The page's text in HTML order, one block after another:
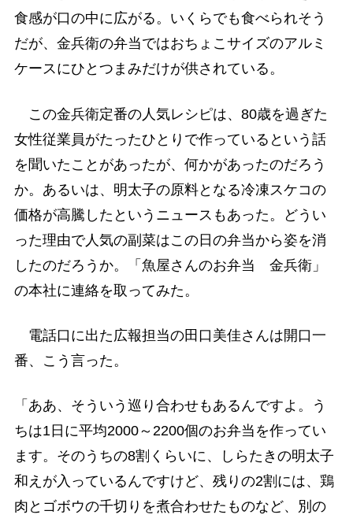
食感が口の中に広がる。いくらでも食べられそう
だが、金兵衛の弁当ではおちょこサイズのアルミ
ケースにひとつまみだけが供されている。
この金兵衛定番の人気レシピは、80歳を過ぎた
女性従業員がたったひとりで作っているという話
を聞いたことがあったが、何かがあったのだろう
か。あるいは、明太子の原料となる冷凍スケコの
価格が高騰したというニュースもあった。どうい
った理由で人気の副菜はこの日の弁当から姿を消
したのだろうか。「魚屋さんのお弁当 金兵衛」
の本社に連絡を取ってみた。
電話口に出た広報担当の田口美佳さんは開口一
番、こう言った。
「ああ、そういう巡り合わせもあるんですよ。う
ちは1日に平均2000～2200個のお弁当を作ってい
ます。そのうちの8割くらいに、しらたきの明太子
和えが入っているんですけど、残りの2割には、鶏
肉とゴボウの千切りを煮合わせたものなど、別の